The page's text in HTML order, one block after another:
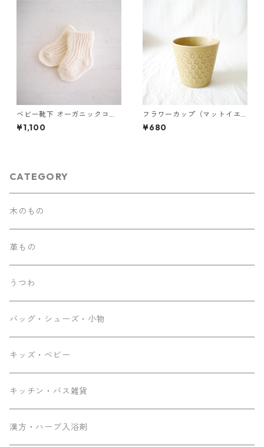
ベビー靴下 オーガニックコッ
トン（ナチュラル）
¥1,100
フラワーカップ（マットイエ
ロー）
¥680
CATEGORY
木のもの
革もの
うつわ
バッグ・シューズ・小物
キッズ・ベビー
キッチン・バス雑貨
漢方・ハーブ入浴剤